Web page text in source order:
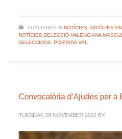
PUBLISHED IN NOTÍCIES, NOTÍCIES
NOTÍCIES SELECCIÓ VALENCIANA
SELECCIONS, PORTADA VAL
Convocatòria d’Ajudes per
TUESDAY, 08 NOVEMBER 2022 BY